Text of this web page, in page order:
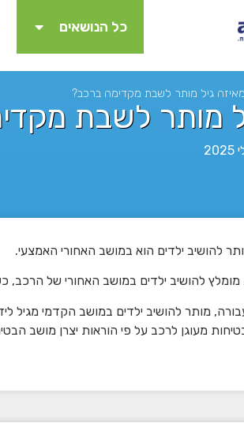
כל הנושאים
מאיזה גיל מותר לשבת מקדימה ברכב?
מותר לשבת
להושיב ילדים הוא במושב האחורי האמצעי.
מותר להושיב ילדים במושב הקדמי מגיל
מעוגן לרכב על פי הוראות יצרן מושב